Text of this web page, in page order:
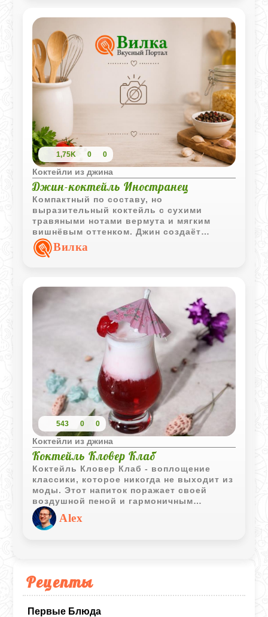
Рецепты
Первые Блюда
1,75K 0 0
Коктейли из джина
Джин-коктейль Иностранец
Компактный по составу, но
выразительный коктейль с сухими
травяными нотами вермута и мягким
вишнёвым оттенком. Джин создаёт
строгую основу, благодаря которой
напиток остаётся сбалансированным и
Вилка
543 0 0
Коктейли из джина
Коктейль Кловер Клаб
Коктейль Кловер Клаб - воплощение
классики, которое никогда не выходит из
моды. Этот напиток поражает своей
воздушной пеной и гармоничным
балансом сладких и кисловатых
оттенков с нежным ягодным
послевкусием. Утонченный и
Alex